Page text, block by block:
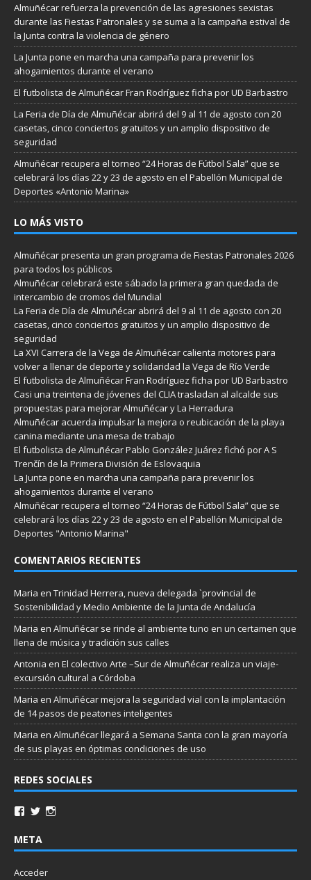
Almuñécar refuerza la prevención de las agresiones sexistas
durante las Fiestas Patronales y se suma a la campaña estival de
la Junta contra la violencia de género
La Junta pone en marcha una campaña para prevenir los
ahogamientos durante el verano
El futbolista de Almuñécar Fran Rodríguez ficha por UD Barbastro
La Feria de Día de Almuñécar abrirá del 9 al 11 de agosto con 20
casetas, cinco conciertos gratuitos y un amplio dispositivo de
seguridad
Almuñécar recupera el torneo “24 Horas de Fútbol Sala” que se
celebrará los días 22 y 23 de agosto en el Pabellón Municipal de
Deportes «Antonio Marina»
LO MÁS VISTO
Almuñécar presenta un gran programa de Fiestas Patronales 2026
para todos los públicos
Almuñécar celebrará este sábado la primera gran quedada de
intercambio de cromos del Mundial
La Feria de Día de Almuñécar abrirá del 9 al 11 de agosto con 20
casetas, cinco conciertos gratuitos y un amplio dispositivo de
seguridad
La XVI Carrera de la Vega de Almuñécar calienta motores para
volver a llenar de deporte y solidaridad la Vega de Río Verde
El futbolista de Almuñécar Fran Rodríguez ficha por UD Barbastro
Casi una treintena de jóvenes del CLIA trasladan al alcalde sus
propuestas para mejorar Almuñécar y La Herradura
Almuñécar acuerda impulsar la mejora o reubicación de la playa
canina mediante una mesa de trabajo
El futbolista de Almuñécar Pablo González Juárez fichó por A S
Trenčín de la Primera División de Eslovaquia
La Junta pone en marcha una campaña para prevenir los
ahogamientos durante el verano
Almuñécar recupera el torneo “24 Horas de Fútbol Sala” que se
celebrará los días 22 y 23 de agosto en el Pabellón Municipal de
Deportes "Antonio Marina"
COMENTARIOS RECIENTES
Maria en Trinidad Herrera, nueva delegada `provincial de
Sostenibilidad y Medio Ambiente de la Junta de Andalucía
Maria en Almuñécar se rinde al ambiente tuno en un certamen que
llena de música y tradición sus calles
Antonia en El colectivo Arte –Sur de Almuñécar realiza un viaje-
excursión cultural a Córdoba
Maria en Almuñécar mejora la seguridad vial con la implantación
de 14 pasos de peatones inteligentes
Maria en Almuñécar llegará a Semana Santa con la gran mayoría
de sus playas en óptimas condiciones de uso
REDES SOCIALES
META
Acceder